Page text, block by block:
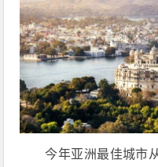
今年亚洲最佳城市